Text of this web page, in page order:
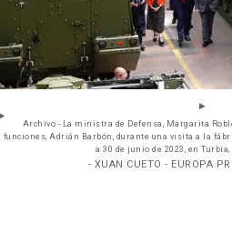
Archivo - La ministra de Defensa, Margarita
funciones, Adrián Barbón, durante una visita a la
a 30 de junio de 2023, en
- XUAN CUETO - EUROPA